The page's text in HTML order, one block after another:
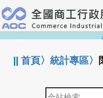
跳
到
主
要
:::
||首頁〉統計專區〉
全